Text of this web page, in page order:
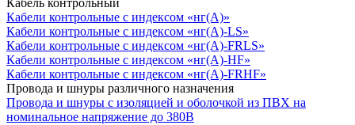
Кабель контрольный
Кабели контрольные с индексом «нг(А)»
Кабели контрольные с индексом «нг(А)-LS»
Кабели контрольные с индексом «нг(А)-FRLS»
Кабели контрольные с индексом «нг(А)-HF»
Кабели контрольные с индексом «нг(А)-FRHF»
Провода и шнуры различного назначения
Провода и шнуры с изоляцией и оболочкой из ПВХ на
номинальное напряжение до 380В